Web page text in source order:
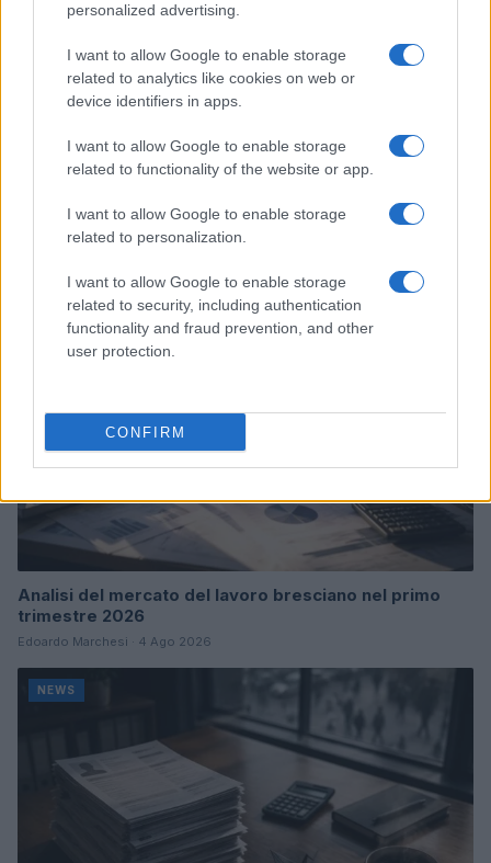
personalized advertising.
I want to allow Google to enable storage
related to analytics like cookies on web or
device identifiers in apps.
I want to allow Google to enable storage
related to functionality of the website or app.
I want to allow Google to enable storage
related to personalization.
I want to allow Google to enable storage
related to security, including authentication
functionality and fraud prevention, and other
user protection.
CONFIRM
Continua a leggere
NEWS
Analisi del mercato del lavoro bresciano nel primo
trimestre 2026
Edoardo Marchesi · 4 Ago 2026
NEWS